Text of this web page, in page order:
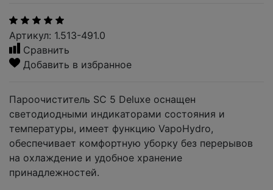
Артикул: 1.513-491.0
Сравнить
Добавить в избранное
Пароочиститель SC 5 Deluxe оснащен
светодиодными индикаторами состояния и
температуры, имеет функцию VapoHydro,
обеспечивает комфортную уборку без перерывов
на охлаждение и удобное хранение
принадлежностей.